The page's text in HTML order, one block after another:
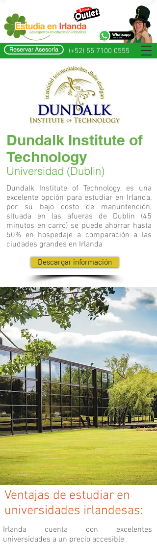
Reservar Asesoría (+52) 55 7100 0555
Dundalk Institute of
Technology
Universidad (Dublin)
Dundalk Institute of Technology, es una
excelente opción para estudiar en Irlanda,
por su bajo costo de manuntención,
situada en las afueras de Dublin (45
minutos en carro) se puede ahorrar hasta
50% en hospedaje a comparación a las
ciudades grandes en Irlanda
Descargar información
Ventajas de estudiar en
universidades irlandesas:
Irlanda cuenta con excelentes
universidades a un precio accesible